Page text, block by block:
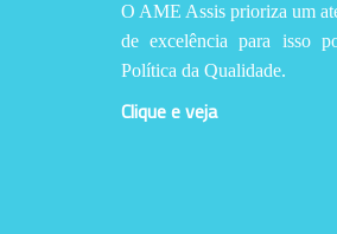
O AME Assis prioriza um
de excelência para isso
Política da Qualidade.
Clique e veja